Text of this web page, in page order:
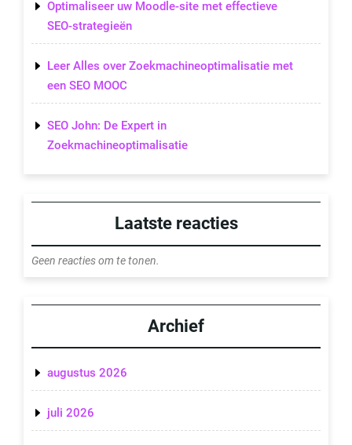
Optimaliseer uw Moodle-site met effectieve
SEO-strategieën
Leer Alles over Zoekmachineoptimalisatie met
een SEO MOOC
SEO John: De Expert in
Zoekmachineoptimalisatie
Laatste reacties
Geen reacties om te tonen.
Archief
augustus 2026
juli 2026